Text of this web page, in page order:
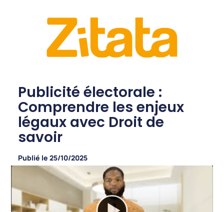
Publicité électorale :
Comprendre les enjeux
légaux avec Droit de
savoir
Publié le 25/10/2025